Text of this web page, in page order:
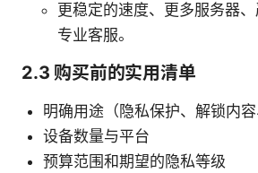
更稳定的速度、更多服务器、
专业客服。
2.3 购买前的实用清单
明确用途（隐私保护、解锁内容
设备数量与平台
预算范围和期望的隐私等级